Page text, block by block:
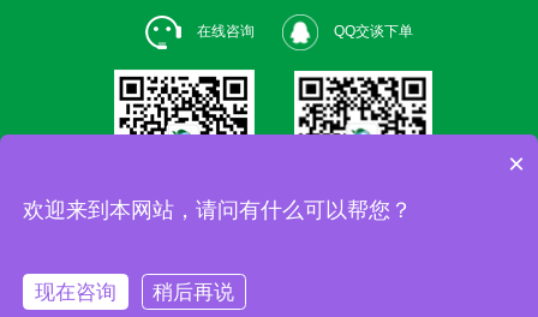
在线咨询 QQ交谈下单
×
欢迎来到本网站，请问有什么可以帮您？
现在咨询 稍后再说